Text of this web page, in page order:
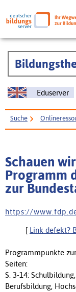
Eduserver
Suche
Schauen
Programm
zur
h t t p s : / / w w w . f d p .
[ Link defekt?
Programmpunkte
Seiten:
S. 3-14:
Berufsbildung,